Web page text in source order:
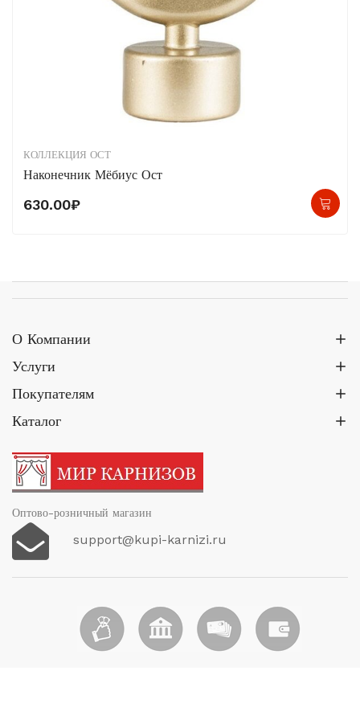
КОЛЛЕКЦИЯ ОСТ
Наконечник Мёбиус Ост
630.00₽
О Компании
Услуги
Покупателям
Каталог
Оптово-розничный магазин
support@kupi-karnizi.ru